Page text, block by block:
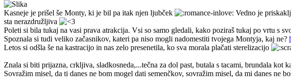
Kasneje je prišel še Monty, ki je bil pa itak njen ljubček Vedno je
sta nerazdružljiva
Poleti si bila tukaj na vasi prava atrakcija. Vsi so samo gledali, kako poziraš tukaj po vrtu s
Spoznala si tudi veliko začasnikov, kateri pa niso mogli nadomestiti tvojega Montyja, kaj ne?
Letos si odšla še na kastracijo in nas zelo presenetila, ko sva morala plačati sterelizacijo
Znala si biti prijazna, crkljiva, sladkosneda,...tečna za dol past, butala s tacami, brundala
Sovražim misel, da ti danes ne bom mogel dati semenčkov, sovražim misel, da mi danes ne